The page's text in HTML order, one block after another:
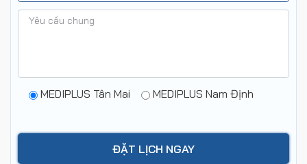
MEDIPLUS Tân Mai MEDIPLUS Nam Định